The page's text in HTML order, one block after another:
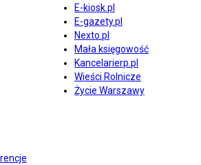
E-kiosk.pl
E-gazety.pl
Nexto.pl
Mała księgowość
Kancelarierp.pl
Wieści Rolnicze
Życie Warszawy